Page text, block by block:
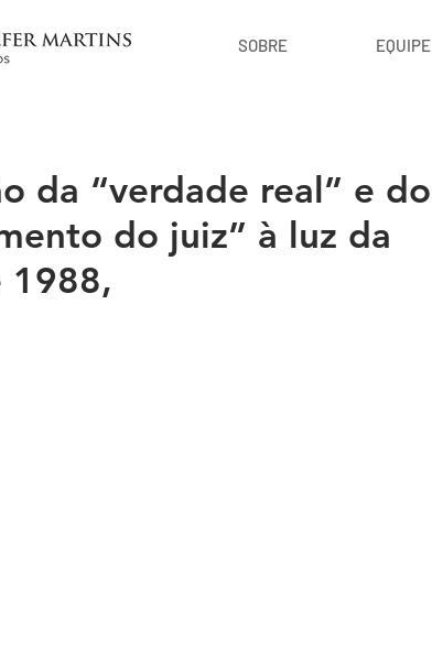
SOBRE EQUIPE
da “verdade real” e do
do juiz” à luz da
1988,